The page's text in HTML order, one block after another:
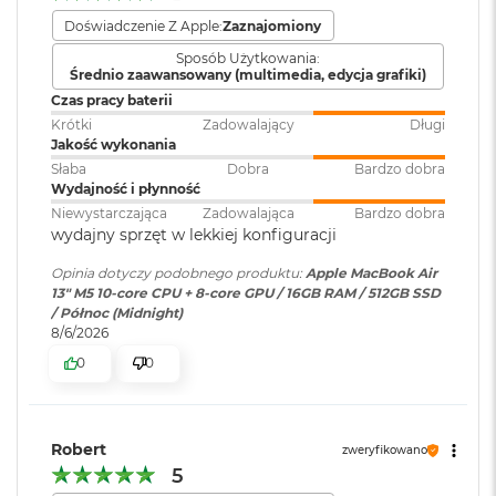
r
1
B
M
a
c
B
o
o
k
i
r
2
T
M
c
o
Dwa porty Thunderbolt 4 (USB-C) obsługujące:
Ładowanie
DisplayPort
Thunderbolt 4 (do 40 Gb/s)
USB 4 (do 40 Gb/s)
Obsługa wyświetlaczy
Dwa wyświetlacze o natywnej rozdzielczości do 6K przy 60
Jeden wyświetlacz o natywnej rozdzielczości do 8K przy 60
Hz lub 5K przy 120 Hz lub 4K przy 240 Hz
Zainstalowany
system operacyjny:
macOS
Wersja systemu
operacyjnego:
macOS Sequoia lub nowszy
Dołączone
Wbudowane aplikacje systemu
Dodatkowe
Układ klawiatury
Doświadczenie Z Apple:Zaznajomiony
Sposób Użytkowania:
Średnio zaawansowany (multimedia, edycja grafiki)
Czas pracy baterii
Krótki
Zadowalający
Długi
Jakość wykonania
Słaba
Dobra
Bardzo dobra
Wydajność i płynność
Niewystarczająca
Zadowalająca Bardzo dobra
wydajny sprzęt w lekkiej konfiguracji
Opinia dotyczy podobnego produktu: Apple MacBook Air
13" M5 10-core CPU + 8-core GPU / 16GB RAM / 512GB SSD
/ Północ (Midnight)
8/6/2026
0
0
Robert zweryfikowano
5